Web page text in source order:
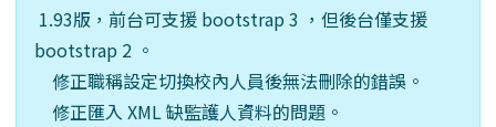
1.93版，前台可支援 bootstrap 3 ，但後台僅支援
bootstrap 2 。
修正職稱設定切換校內人員後無法刪除的錯誤。
修正匯入 XML 缺監護人資料的問題。